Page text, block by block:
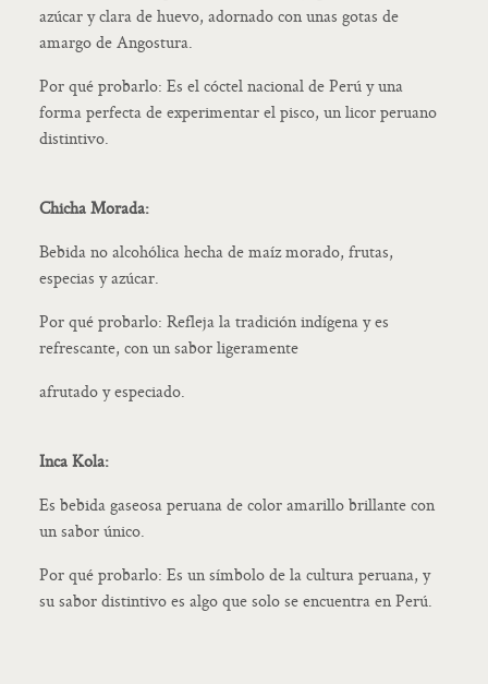
azúcar y clara de huevo, adornado con unas gotas de
amargo de Angostura.
Por qué probarlo: Es el cóctel nacional de Perú y una
forma perfecta de experimentar el pisco, un licor peruano
distintivo.
Chicha Morada:
Bebida no alcohólica hecha de maíz morado, frutas,
especias y azúcar.
Por qué probarlo: Refleja la tradición indígena y es
refrescante, con un sabor ligeramente
afrutado y especiado.
Inca Kola:
Es bebida gaseosa peruana de color amarillo brillante con
un sabor único.
Por qué probarlo: Es un símbolo de la cultura peruana, y
su sabor distintivo es algo que solo se encuentra en Perú.